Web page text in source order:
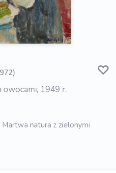
1949 r.
Martwa natura z zielonymi